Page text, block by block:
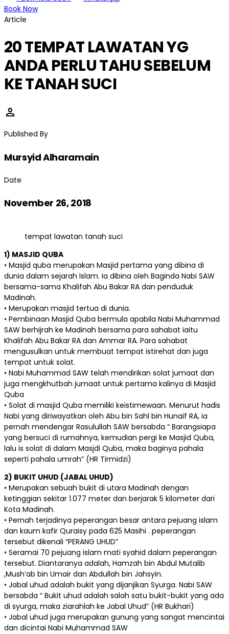
Book Now
Article
20 TEMPAT LAWATAN YG
ANDA PERLU TAHU SEBELUM
KE TANAH SUCI
person
Published By
Mursyid Alharamain
Date
November 26, 2018
tempat lawatan tanah suci
1) MASJID QUBA
• Masjid quba merupakan Masjid pertama yang dibina di
dunia dalam sejarah Islam. Ia dibina oleh Baginda Nabi SAW
bersama-sama Khalifah Abu Bakar RA dan penduduk
Madinah.
• Merupakan masjid tertua di dunia.
• Pembinaan Masjid Quba bermula apabila Nabi Muhammad
SAW berhijrah ke Madinah bersama para sahabat iaitu
Khalifah Abu Bakar RA dan Ammar RA. Para sahabat
mengusulkan untuk membuat tempat istirehat dan juga
tempat untuk solat.
• Nabi Muhammad SAW telah mendirikan solat jumaat dan
juga mengkhutbah jumaat untuk pertama kalinya di Masjid
Quba
• Solat di masjid Quba memiliki keistimewaan. Menurut hadis
Nabi yang diriwayatkan oleh Abu bin Sahl bin Hunaif RA, ia
pernah mendengar Rasulullah SAW bersabda “ Barangsiapa
yang bersuci di rumahnya, kemudian pergi ke Masjid Quba,
lalu is solat di dalam Masjdi Quba, maka baginya pahala
seperti pahala umrah” (HR Tirmidzi)
2) BUKIT UHUD (JABAL UHUD)
• Merupakan sebuah bukit di utara Madinah dengan
ketinggian sekitar 1.077 meter dan berjarak 5 kilometer dari
Kota Madinah.
• Pernah terjadinya peperangan besar antara pejuang islam
dan kaum kafir Quraisy pada 625 Masihi . peperangan
tersebut dikenali “PERANG UHUD”
• Seramai 70 pejuang islam mati syahid dalam peperangan
tersebut. Diantaranya adalah, Hamzah bin Abdul Mutalib
,Mush’ab bin Umair dan Abdullah bin Jahsyin.
• Jabal uhud adalah bukit yang dijanjikan Syurga. Nabi SAW
bersabda “ Bukit uhud adalah salah satu bukit-bukit yang ada
di syurga, maka ziarahlah ke Jabal Uhud” (HR Bukhari)
• Jabal uhud juga merupakan gunung yang sangat mencintai
dan dicintai Nabi Muhammad SAW